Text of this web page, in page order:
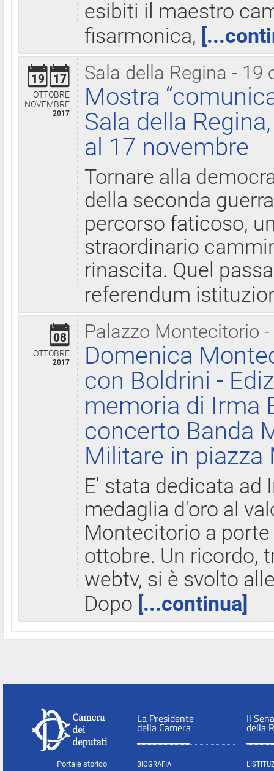
esibiti il maestro
fisarmonica,
Sala della Regina - 19
19 17
OTTOBRE
NOVEMBRE
2017
Mostra
Sala della
al 17 novembre
Tornare alla
della seconda
percorso faticoso,
straordinario
rinascita. Quel
referendum
Palazzo Montecitorio
08
OTTOBRE
2017
Domenica
con Boldrini -
memoria di Irma
concerto Banda
Militare in
E' stata dedicata ad
medaglia d'oro al
Montecitorio a
ottobre. Un ricordo,
webtv, si è svolto
Dopo [...continua]
Portale storico
La Presidente
della Camera
BIOGRAFIA
Il
della